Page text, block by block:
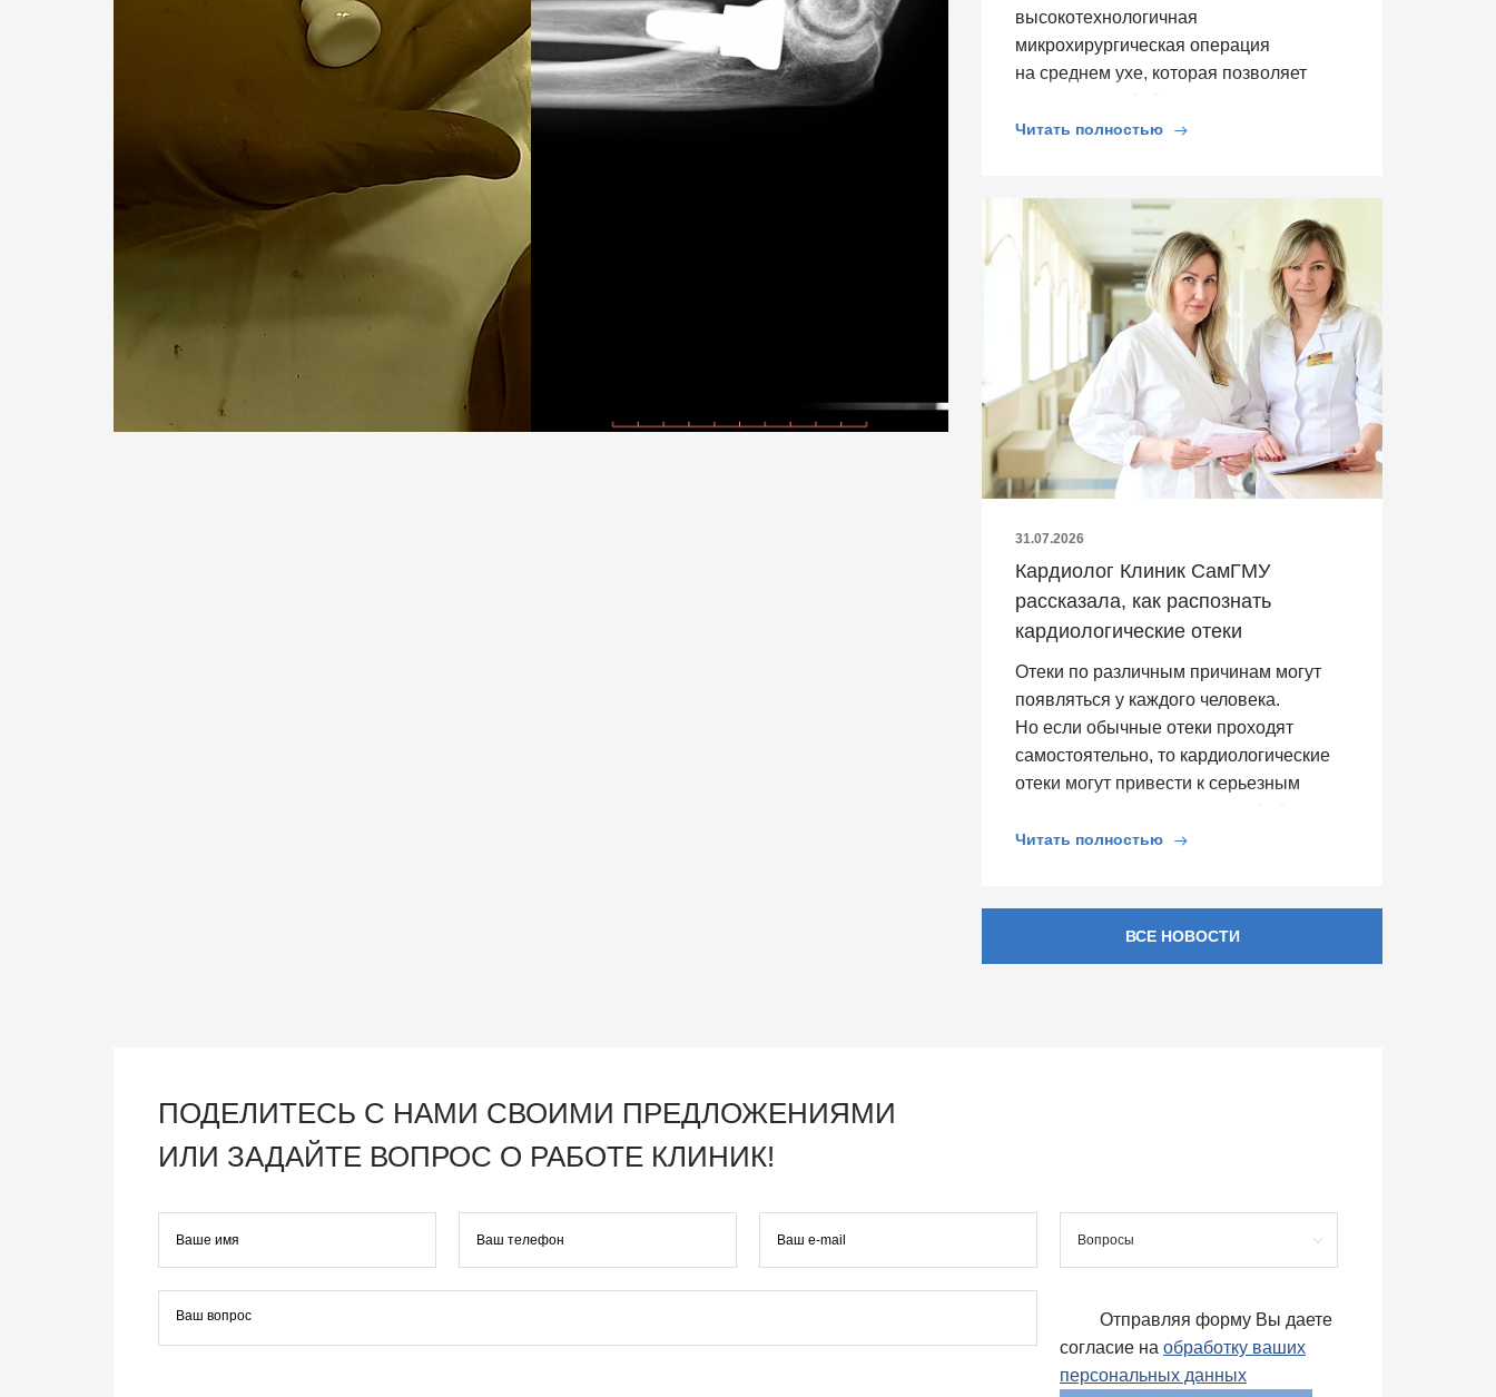
высокотехнологичная
микрохирургическая операция
на среднем ухе, которая позволяет
Читать полностью
31.07.2026
Кардиолог Клиник СамГМУ
рассказала, как распознать
кардиологические отеки
Отеки по различным причинам могут
появляться у каждого человека.
Но если обычные отеки проходят
самостоятельно, то кардиологические
отеки могут привести к серьезным
Читать полностью
ВСЕ НОВОСТИ
ПОДЕЛИТЕСЬ С НАМИ СВОИМИ ПРЕДЛОЖЕНИЯМИ
ИЛИ ЗАДАЙТЕ ВОПРОС О РАБОТЕ КЛИНИК!
Вопросы
Отправляя форму Вы даете
согласие на обработку ваших
персональных данных